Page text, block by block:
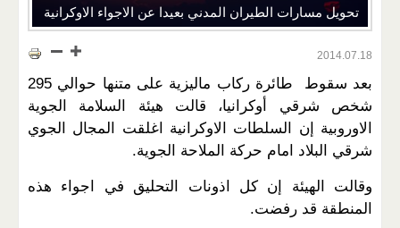
تحويل مسارات الطيران المدني بعيدا عن الاجواء الاوكرانية
2014.07.18
بعد سقوط طائرة ركاب ماليزية على متنها حوالي 295
شخص شرقي أوكرانيا، قالت هيئة السلامة الجوية
الاوروبية إن السلطات الاوكرانية اغلقت المجال الجوي
شرقي البلاد امام حركة الملاحة الجوية.
وقالت الهيئة إن كل اذونات التحليق في اجواء هذه
المنطقة قد رفضت.